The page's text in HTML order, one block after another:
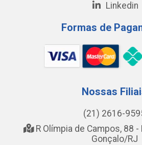
Linkedin
Formas de
Nossas
(21) 2616-
R Olímpia de Campos, 88 -
Gonçalo/RJ